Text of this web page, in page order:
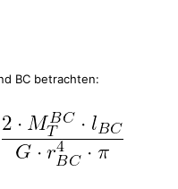
BC betrachten: